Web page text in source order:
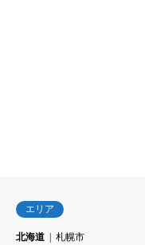
エリア
北海道
札幌市